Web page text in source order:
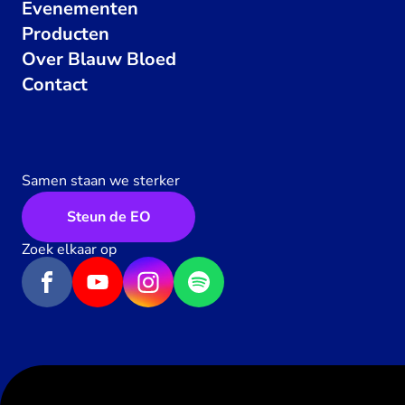
Evenementen
Producten
Over Blauw Bloed
Contact
Samen staan we sterker
Steun de EO
Zoek elkaar op